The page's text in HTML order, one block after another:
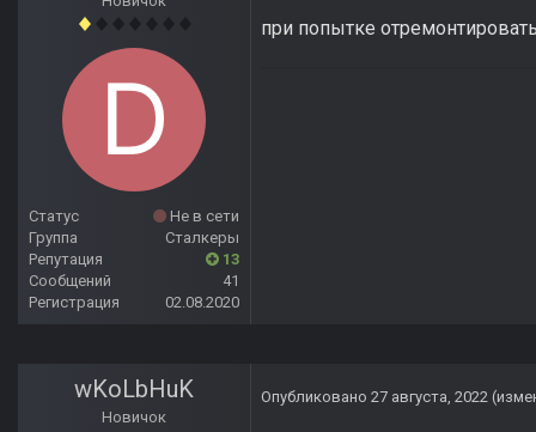
Статус
Не в сети
Группа
Сталкеры
Репутация
13
Сообщений
41
Регистрация
02.08.2020
при попытке
wKoLbHuK
Новичок
Опубликовано 27 августа, 2022